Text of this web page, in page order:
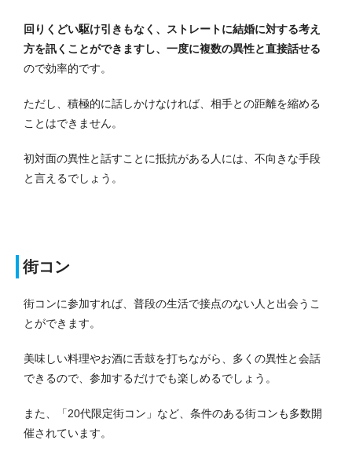
回りくどい駆け引きもなく、ストレートに結婚に対する考え
方を訊くことができますし、一度に複数の異性と直接話せる
ので効率的です。
ただし、積極的に話しかけなければ、相手との距離を縮める
ことはできません。
初対面の異性と話すことに抵抗がある人には、不向きな手段
と言えるでしょう。
街コン
街コンに参加すれば、普段の生活で接点のない人と出会うこ
とができます。
美味しい料理やお酒に舌鼓を打ちながら、多くの異性と会話
できるので、参加するだけでも楽しめるでしょう。
また、「20代限定街コン」など、条件のある街コンも多数開
催されています。